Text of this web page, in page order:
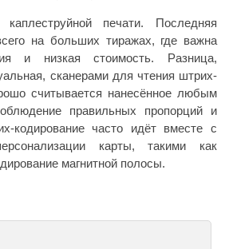
каплеструйной печати. Последняя
на больших тиражах, где важна
и низкая стоимость. Разница,
сканерами для чтения штрих-
считывается нанесённое любым
правильных пропорций и
кодирование часто идёт вместе с
карты, такими как
магнитной полосы.